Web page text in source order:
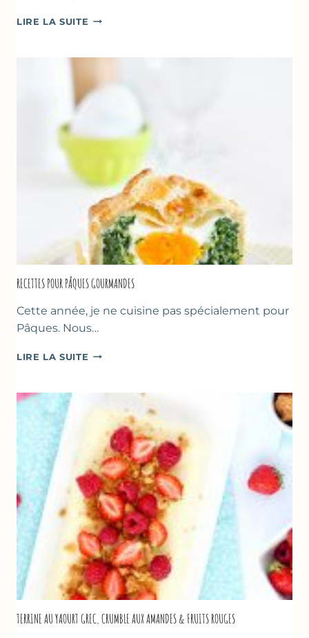
LIRE LA SUITE CRÈMES
FRAISE
YAOURT
GREC
RECETTES POUR PÂQUES GOURMANDES
Cette année, je ne cuisine pas spécialement pour
Pâques. Nous…
LIRE LA SUITE RECETTES
GOURMANDES
TERRINE AU YAOURT GREC, CRUMBLE AUX AMANDES & FRUITS ROUGES